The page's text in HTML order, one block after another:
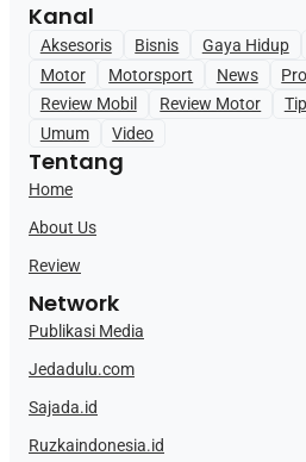
Kanal
Aksesoris Bisnis Gaya Hidup
Motor
Motorsport News
Review Mobil
Review Motor
Umum
Video
Tentang
Home
About Us
Review
Network
Publikasi Media
Jedadulu.com
Sajada.id
Ruzkaindonesia.id